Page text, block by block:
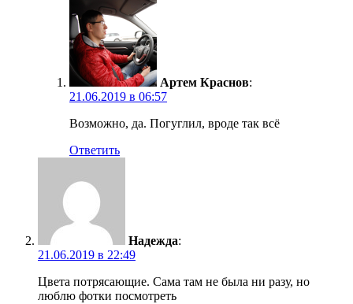
Артем Краснов:
21.06.2019 в 06:57
Возможно, да. Погуглил, вроде так всё
Ответить
Надежда:
21.06.2019 в 22:49
Цвета потрясающие. Сама там не была ни разу, но
люблю фотки посмотреть